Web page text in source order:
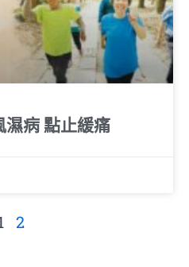
濕病 點止緩痛
2